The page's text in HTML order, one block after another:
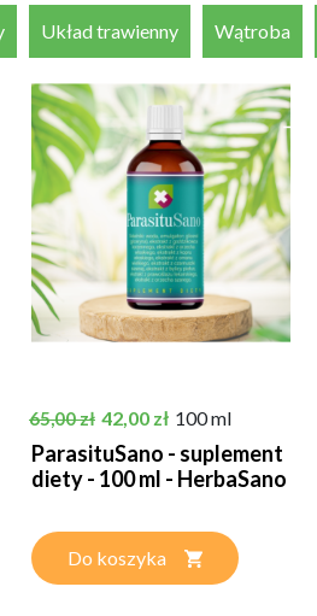
Układ trawienny Wątroba
Cena podstawowa
65,00 zł Cena
42,00 zł 100 ml
ParasituSano - suplement
diety - 100 ml - HerbaSano
Do koszyka